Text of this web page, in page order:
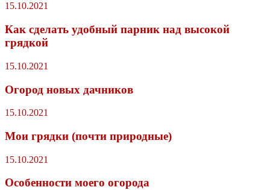
15.10.2021
Как сделать удобный парник над высокой
грядкой
15.10.2021
Огород новых дачников
15.10.2021
Мои грядки (почти природные)
15.10.2021
Особенности моего огорода